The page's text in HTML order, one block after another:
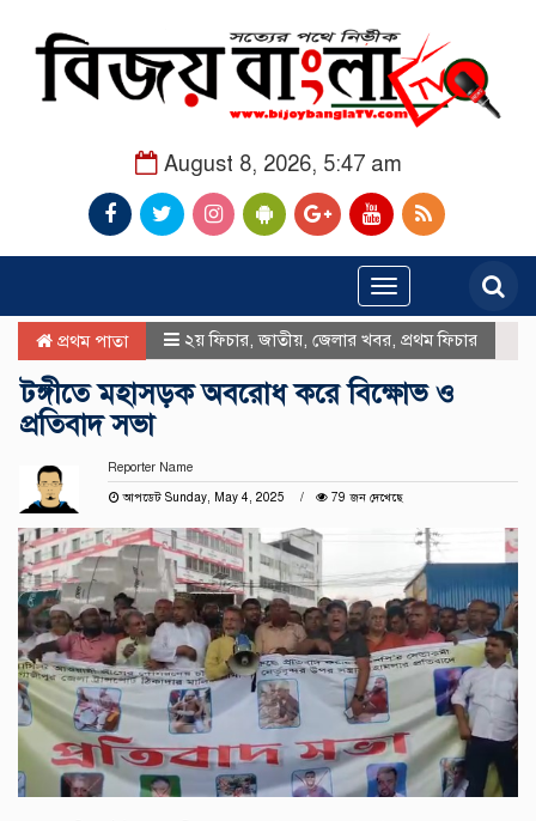
August 8, 2026, 5:47 am
Toggle
navigation
প্রথম পাতা ২য় ফিচার ,জাতীয় জেলার খবর প্রথম ফিচার
টঙ্গীতে মহাসড়ক অবরোধ করে বিক্ষোভ ও
প্রতিবাদ সভা
Reporter Name
আপডেট Sunday, May 4, 2025
79 জন দেখেছে